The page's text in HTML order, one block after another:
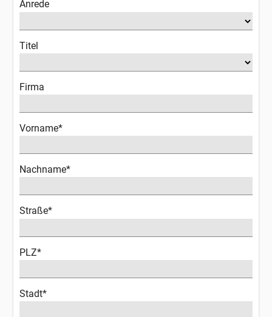
Anrede
Titel
Firma
Vorname*
Nachname*
Straße*
PLZ*
Stadt*